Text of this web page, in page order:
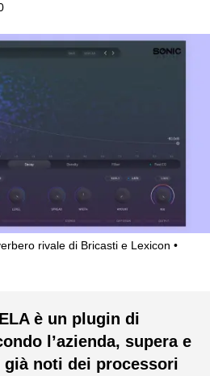
rivale di Bricasti e Lexicon
è un plugin di
l’azienda, supera e
noti dei processori